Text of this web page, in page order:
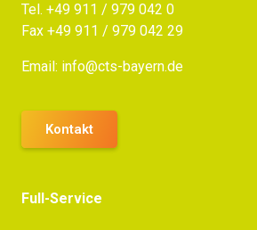
Tel. +49 911 / 979 042 0
Fax +49 911 / 979 042 29
Email: info@cts-bayern.de
Kontakt
Full-Service